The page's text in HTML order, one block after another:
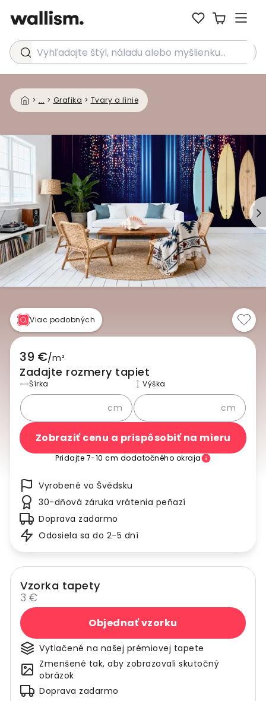
Vyhľadajte štýl, náladu alebo myšlienku...
> ... > Grafika > Tvary a línie
Viac podobných
39 €/m²
Zadajte rozmery tapiet
Šírka
cm
Výška
cm
Zobraziť cenu a prispôsobiť na mieru
Pridajte 7-10 cm dodatočného okraja
Vyrobené vo Švédsku
30-dňová záruka vrátenia peňazí
Doprava zadarmo
Odosiela sa do 2-5 dní
Vzorka tapety
3 €
Objednať vzorku
Vytlačené na našej prémiovej tapete
Zmenšené tak, aby zobrazovali skutočný
obrázok
Doprava zadarmo